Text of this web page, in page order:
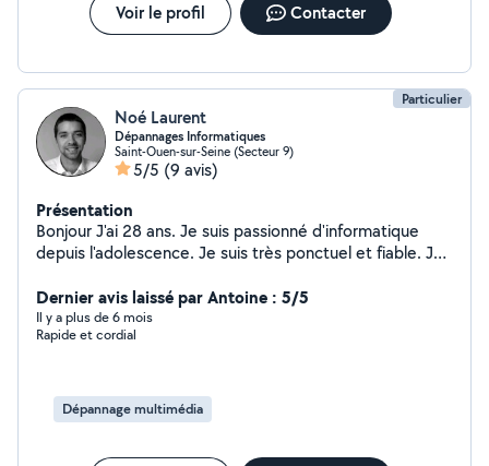
Voir le profil Contacter
Particulier
Noé Laurent
Dépannages Informatiques
Saint-Ouen-sur-Seine (Secteur 9)
5/5 (9 avis)
Présentation
Bonjour J'ai 28 ans. Je suis passionné d'informatique
depuis l'adolescence. Je suis très ponctuel et fiable. Je
nettoyage, installation de box, imprimante ou tout autre
soucis software. J'ai déjà été prestataire pour Lulu dans
Dernier avis laissé par Antoine : 5/5
Il y a plus de 6 mois
Rapide et cordial
Dépannage multimédia